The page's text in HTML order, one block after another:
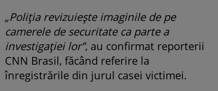
„Poliția revizuiește imaginile de pe
camerele de securitate ca parte a
investigației lor”, au confirmat reporterii
CNN Brasil, făcând referire la
înregistrările din jurul casei victimei.